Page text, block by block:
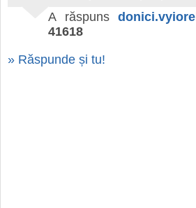
A răspunsdonici.vyiorel
41618
» Răspunde și tu!